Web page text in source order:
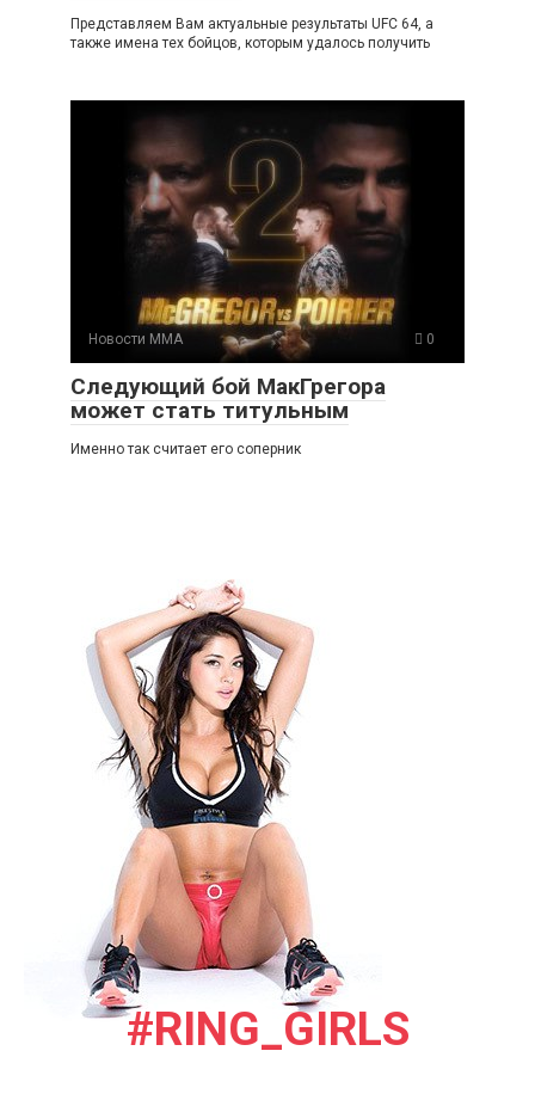
Представляем Вам актуальные результаты UFC 64, а
также имена тех бойцов, которым удалось получить
Новости ММА 0
Следующий бой МакГрегора
может стать титульным
Именно так считает его соперник
#RING_GIRLS